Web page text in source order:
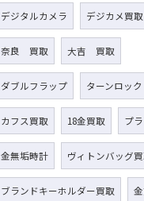
デジタルカメラ デジカメ買取
奈良 買取 大吉 買取
ダブルフラップ ターンロック
カフス買取 18金買取 プ
金無垢時計 ヴィトンバッグ
ブランドキーホルダー買取